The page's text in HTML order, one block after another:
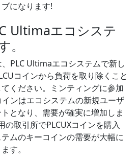
になります!
Ultimaエコシステ
。
PLC Ultimaエコシステムで新し
コインから負荷を取り除くこと
ください。ミンティングに参加
ンはエコシステムの新規ユーザ
となり、需要が確実に増加しま
の取引所でPLCUXコインを購入
ムのキーコインの需要が大幅に
す。